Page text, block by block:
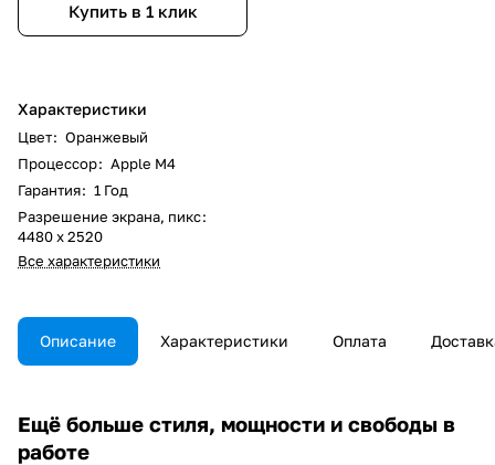
Купить в 1 клик
Характеристики
Цвет: Оранжевый
Процессор: Apple M4
Гарантия: 1 Год
Разрешение экрана, пикс:
4480 х 2520
Все характеристики
Описание Характеристики Оплата
Ещё больше стиля, мощности и свободы в
работе